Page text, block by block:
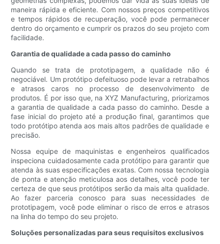
maneira rápida e eficiente. Com nossos preços competitivos
e tempos rápidos de recuperação, você pode permanecer
dentro do orçamento e cumprir os prazos do seu projeto com
facilidade.
Garantia de qualidade a cada passo do caminho
Quando se trata de prototipagem, a qualidade não é
negociável. Um protótipo defeituoso pode levar a retrabalhos
e atrasos caros no processo de desenvolvimento de
produtos. É por isso que, na XYZ Manufacturing, priorizamos
a garantia de qualidade a cada passo do caminho. Desde a
fase inicial do projeto até a produção final, garantimos que
todo protótipo atenda aos mais altos padrões de qualidade e
precisão.
Nossa equipe de maquinistas e engenheiros qualificados
inspeciona cuidadosamente cada protótipo para garantir que
atenda às suas especificações exatas. Com nossa tecnologia
de ponta e atenção meticulosa aos detalhes, você pode ter
certeza de que seus protótipos serão da mais alta qualidade.
Ao fazer parceria conosco para suas necessidades de
prototipagem, você pode eliminar o risco de erros e atrasos
na linha do tempo do seu projeto.
Soluções personalizadas para seus requisitos exclusivos